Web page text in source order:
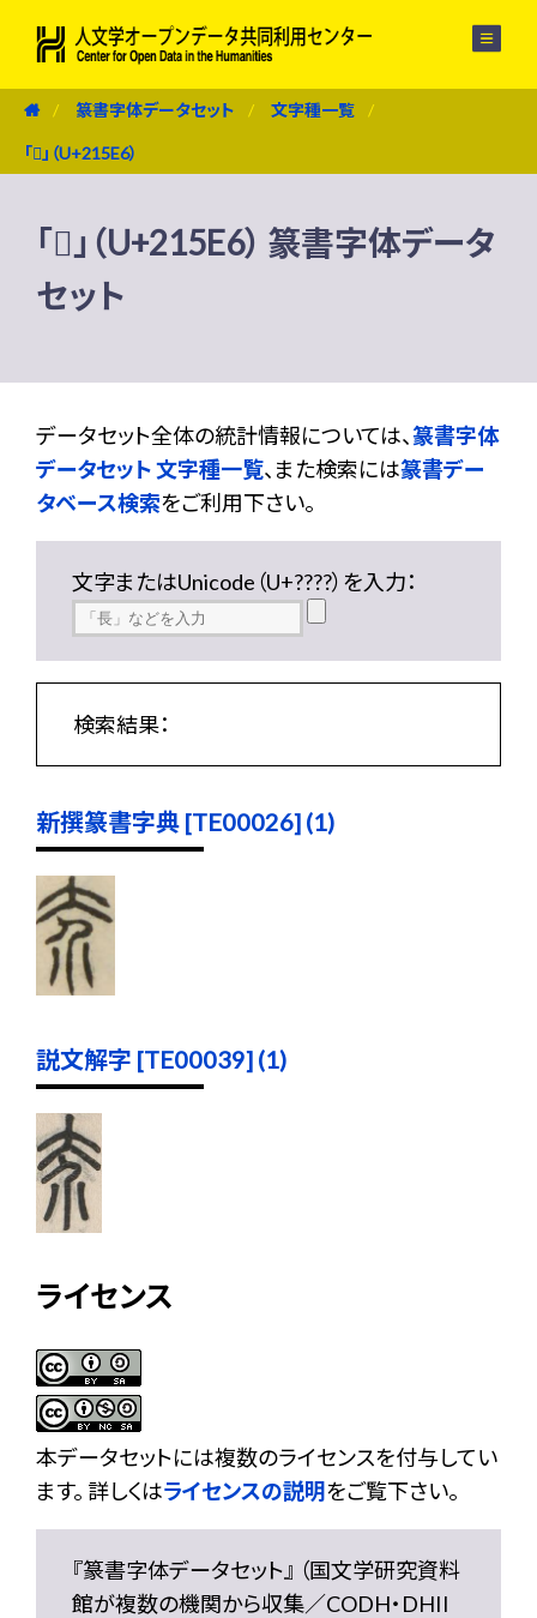
篆書字体データセット 文字種一覧
「𡗦」（U+215E6）
「𡗦」（U+215E6） 篆書字体データ
セット
データセット全体の統計情報については、篆書字体
データセット 文字種一覧、また検索には篆書デー
タベース検索をご利用下さい。
文字またはUnicode（U+????）を入力：
検索結果：
新撰篆書字典 [TE00026] (1)
説文解字 [TE00039] (1)
ライセンス
本データセットには複数のライセンスを付与してい
ます。 詳しくはライセンスの説明をご覧下さい。
『篆書字体データセット』 （国文学研究資料
館が複数の機関から収集／CODH・DHII